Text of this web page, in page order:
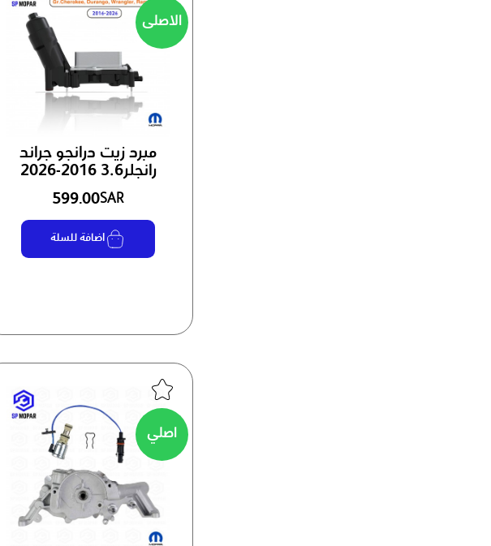
الاصلی
مبرد زيت درانجو جراند
رانجلر3.6 2016-2026
599.00SAR
اضافة للسلة
اصلي